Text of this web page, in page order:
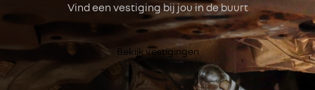
Vind een vestiging bij jou in de buurt
Bekijk vestigingen